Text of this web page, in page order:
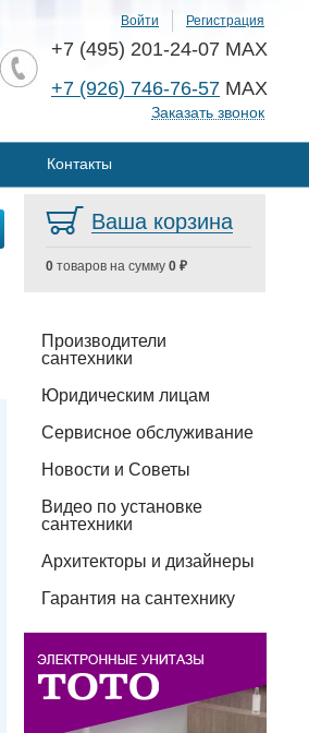
Войти Регистрация
+7 (495) 201-24-07 MAX
+7 (926) 746-76-57 MAX
Заказать звонок
Контакты
Ваша корзина
0 товаров на сумму 0 ₽
Производители
сантехники
Юридическим лицам
Сервисное обслуживание
Новости и Советы
Видео по установке
сантехники
Архитекторы и дизайнеры
Гарантия на сантехнику